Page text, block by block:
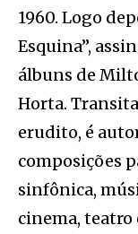
1960. Logo
Esquina”,
álbuns de
Horta.
erudito, é
composições
sinfônica,
cinema, teatro